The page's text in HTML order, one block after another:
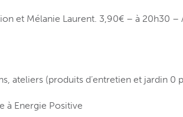
et Mélanie Laurent. 3,90€ – à 20h30 –
ateliers (produits d’entretien et jardin 0
à Energie Positive